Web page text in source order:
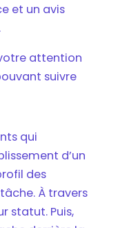
et un avis
attention
suivre
qui
d’un
des
À travers
statut. Puis,